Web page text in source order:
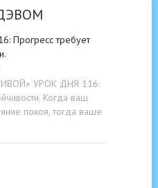
Прогресс требует
УРОК ДНЯ 116:
Когда ваш
покоя, тогда ваше